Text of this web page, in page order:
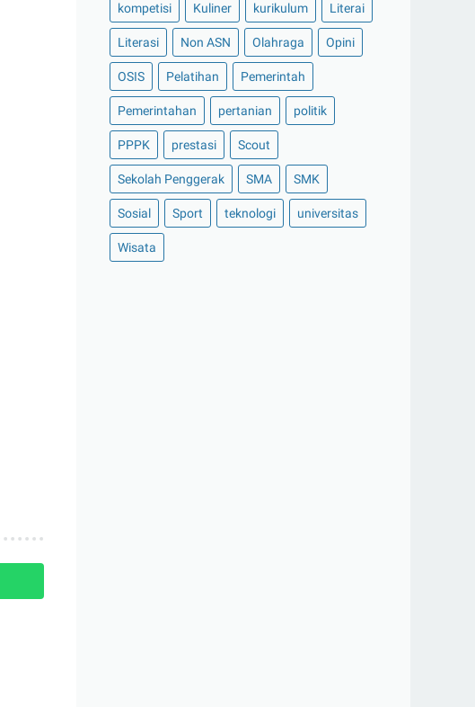
kompetisi Kuliner kurikulum Literai
Literasi Non ASN Olahraga Opini
OSIS Pelatihan Pemerintah
Pemerintahan pertanian politik
PPPK prestasi Scout
Sekolah Penggerak SMA SMK
Sosial Sport teknologi universitas
Wisata